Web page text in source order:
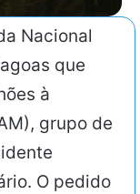
Nacional
que
à
grupo de
O pedido